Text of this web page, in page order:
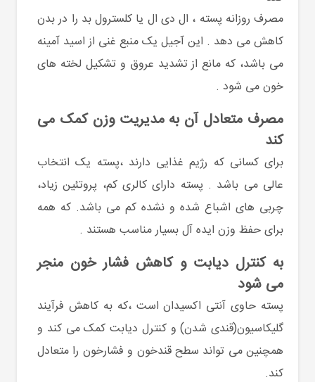
مصرف روزانه پسته ، ال دی ال یا کلسترول بد را در بدن
کاهش می دهد . این آجیل یک منبع غنی از اسید آمینه
می باشد، که مانع از تشدید عروق و تشکیل لخته های
خون می شود .
مصرف متعادل آن به مدیریت وزن کمک می
کند
برای کسانی که رژیم غذایی دارند ،پسته یک انتخاب
عالی می باشد . پسته دارای کالری کم، پروتئین زیاد،
چربی های اشباع شده و نشده کم می باشد. که همه
برای حفظ وزن ایده آل بسیار مناسب هستند .
به کنترل دیابت و کاهش فشار خون منجر
می شود
پسته حاوی آنتی اکسیدان است ،که به کاهش فرآیند
گلیکاسیون(قندی شدن) و کنترل دیابت کمک می کند و
همچنین می تواند سطح قندخون و فشارخون را متعادل
کند.